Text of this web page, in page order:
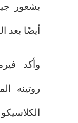
بشعور
أيضًا بعد
وأكد
روتينه